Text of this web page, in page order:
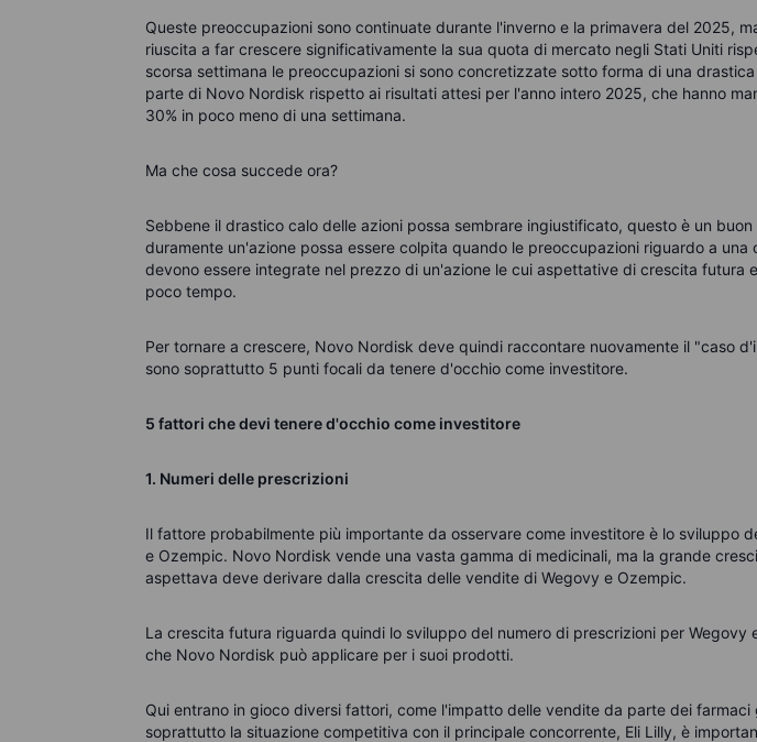
Queste preoccupazioni sono continuate durante l'inverno e la primavera del 2025,
riuscita a far crescere significativamente la sua quota di mercato negli Stati Uniti
scorsa settimana le preoccupazioni si sono concretizzate sotto forma di una
parte di Novo Nordisk rispetto ai risultati attesi per l'anno intero 2025, che hanno
30% in poco meno di una settimana.
Ma che cosa succede ora?
Sebbene il drastico calo delle azioni possa sembrare ingiustificato, questo è un
duramente un'azione possa essere colpita quando le preoccupazioni riguardo a una
devono essere integrate nel prezzo di un'azione le cui aspettative di crescita futura
poco tempo.
Per tornare a crescere, Novo Nordisk deve quindi raccontare nuovamente il "caso
sono soprattutto 5 punti focali da tenere d'occhio come investitore.
5 fattori che devi tenere d'occhio come investitore
1. Numeri delle prescrizioni
Il fattore probabilmente più importante da osservare come investitore è lo sviluppo
e Ozempic. Novo Nordisk vende una vasta gamma di medicinali, ma la grande
aspettava deve derivare dalla crescita delle vendite di Wegovy e Ozempic.
La crescita futura riguarda quindi lo sviluppo del numero di prescrizioni per Wegovy
che Novo Nordisk può applicare per i suoi prodotti.
Qui entrano in gioco diversi fattori, come l'impatto delle vendite da parte dei farmaci
soprattutto la situazione competitiva con il principale concorrente, Eli Lilly, è